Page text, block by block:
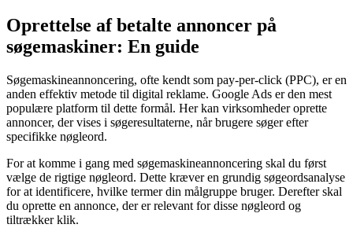
Oprettelse af betalte annoncer på
søgemaskiner: En guide
Søgemaskineannoncering, ofte kendt som pay-per-click (PPC), er en
anden effektiv metode til digital reklame. Google Ads er den mest
populære platform til dette formål. Her kan virksomheder oprette
annoncer, der vises i søgeresultaterne, når brugere søger efter
specifikke nøgleord.
For at komme i gang med søgemaskineannoncering skal du først
vælge de rigtige nøgleord. Dette kræver en grundig søgeordsanalyse
for at identificere, hvilke termer din målgruppe bruger. Derefter skal
du oprette en annonce, der er relevant for disse nøgleord og
tiltrækker klik.